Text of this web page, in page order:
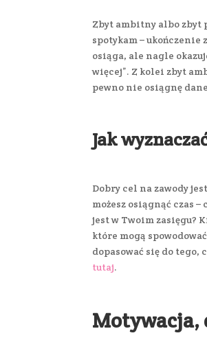
Zbyt ambitny albo zbyt
spotykam –
osiąga, ale nagle
więcej”. Z kolei zbyt
pewno nie osiągnę
Jak
Dobry cel na zawody
możesz osiągnąć czas
jest w Twoim zasięgu?
które mogą
dopasować się do tego,
tutaj.
Motywacja,